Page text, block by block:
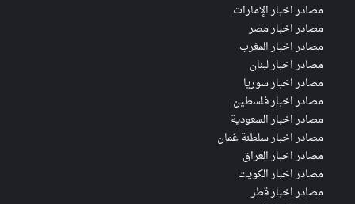
مصادر اخبار الإمارات
مصادر اخبار مصر
مصادر اخبار المغرب
مصادر اخبار لبنان
مصادر اخبار سوريا
مصادر اخبار فلسطين
مصادر اخبار السعودية
مصادر اخبار سلطنة عُمان
مصادر اخبار العراق
مصادر اخبار الكويت
مصادر اخبار قطر